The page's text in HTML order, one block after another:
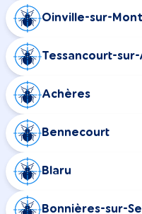
Oinville-sur-
Tessancourt-
Achères
Bennecourt
Blaru
Bonnières-sur-